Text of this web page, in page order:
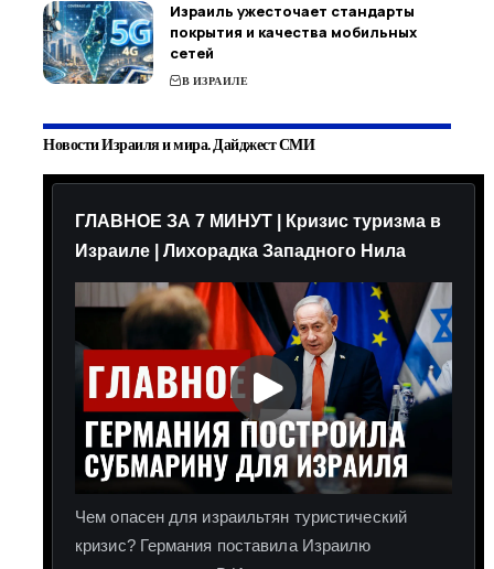
Израиль ужесточает стандарты
покрытия и качества мобильных
сетей
В ИЗРАИЛЕ
Новости Израиля и мира. Дайджест СМИ